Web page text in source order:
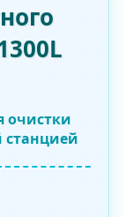
очистки
станцией